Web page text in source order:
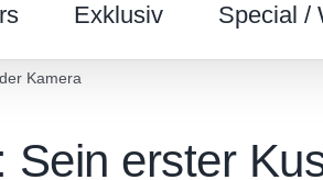
Exklusiv Special /
Kamera
Sein erster